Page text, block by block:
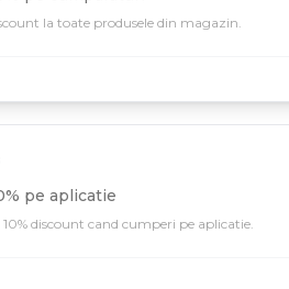
la toate produsele din magazin.
pe aplicatie
discount cand cumperi pe aplicatie.